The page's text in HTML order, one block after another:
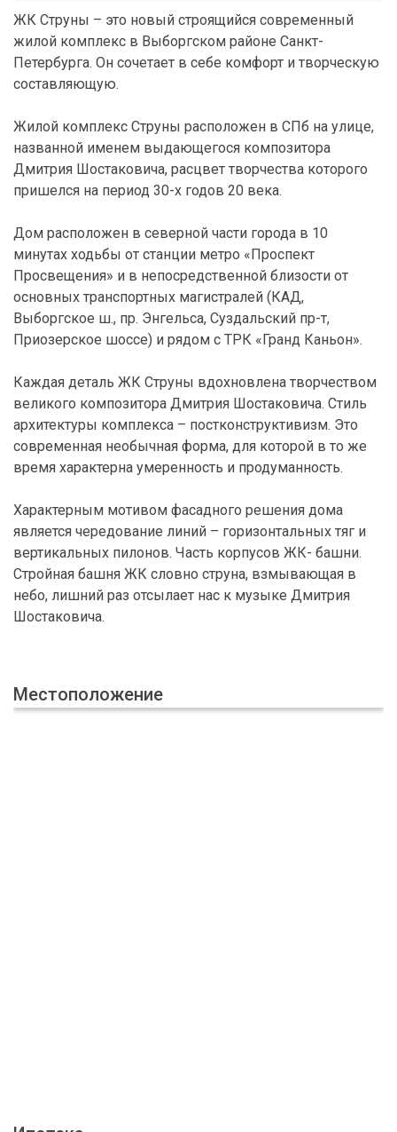
ЖК Струны – это новый строящийся современный
жилой комплекс в Выборгском районе Санкт-
Петербурга. Он сочетает в себе комфорт и творческую
составляющую.
Жилой комплекс Струны расположен в СПб на улице,
названной именем выдающегося композитора
Дмитрия Шостаковича, расцвет творчества которого
пришелся на период 30-х годов 20 века.
Дом расположен в северной части города в 10
минутах ходьбы от станции метро «Проспект
Просвещения» и в непосредственной близости от
основных транспортных магистралей (КАД,
Выборгское ш., пр. Энгельса, Суздальский пр-т,
Приозерское шоссе) и рядом с ТРК «Гранд Каньон».
Каждая деталь ЖК Струны вдохновлена творчеством
великого композитора Дмитрия Шостаковича. Стиль
архитектуры комплекса – постконструктивизм. Это
современная необычная форма, для которой в то же
время характерна умеренность и продуманность.
Характерным мотивом фасадного решения дома
является чередование линий – горизонтальных тяг и
вертикальных пилонов. Часть корпусов ЖК- башни.
Стройная башня ЖК словно струна, взмывающая в
небо, лишний раз отсылает нас к музыке Дмитрия
Шостаковича.
Местоположение